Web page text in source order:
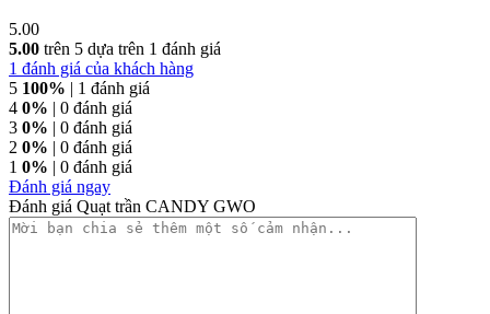
5.00
5.00 trên 5 dựa trên 1 đánh giá
1 đánh giá của khách hàng
5 100% | 1 đánh giá
4 0% | 0 đánh giá
3 0% | 0 đánh giá
2 0% | 0 đánh giá
1 0% | 0 đánh giá
Đánh giá ngay
Đánh giá Quạt trần CANDY GWO